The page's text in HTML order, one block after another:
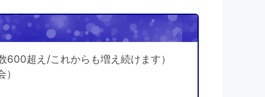
超え/これからも増え続けます）